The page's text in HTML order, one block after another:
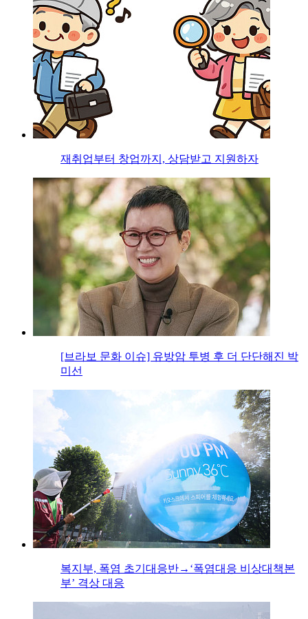
재취업부터 창업까지, 상담받고 지원하자
[브라보 문화 이슈] 유방암 투병 후 더 단단해진 박
미선
복지부, 폭염 초기대응반→‘폭염대응 비상대책본
부’ 격상 대응